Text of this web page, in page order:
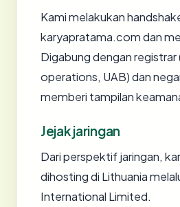
Kami melakukan
karyapratama.com dan
Digabung dengan registrar
operations, UAB) dan
memberi tampilan
Jejak jaringan
Dari perspektif jaringan,
dihosting di Lithuania
International Limited.